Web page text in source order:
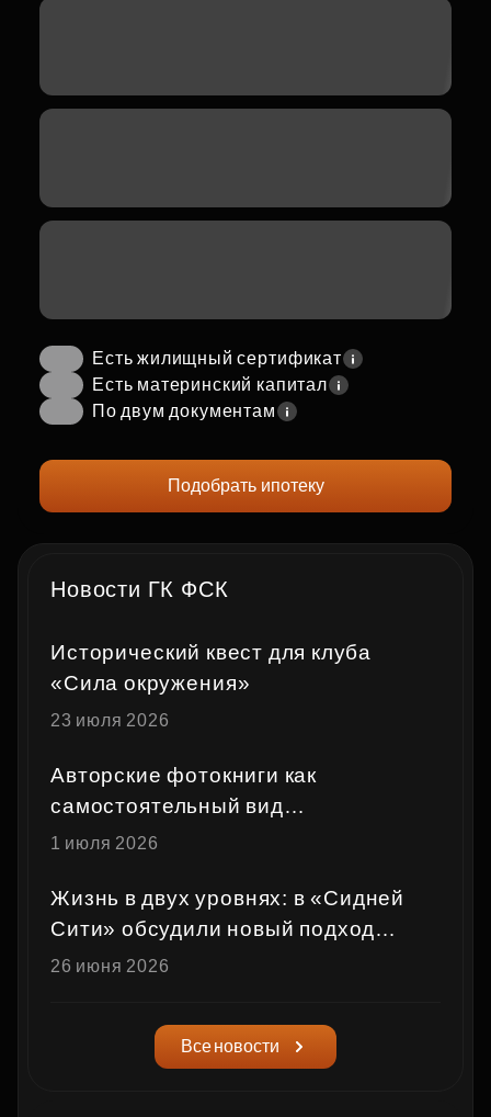
Есть жилищный сертификат
Есть материнский капитал
По двум документам
Подобрать ипотеку
Новости ГК ФСК
Исторический квест для клуба
«Сила окружения»
23 июля 2026
Авторские фотокниги как
самостоятельный вид
художественного высказывания
1 июля 2026
Жизнь в двух уровнях: в «Сидней
Сити» обсудили новый подход
к жизни в мегаполисе
26 июня 2026
Все новости